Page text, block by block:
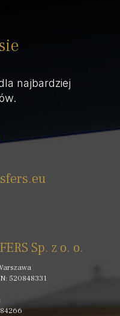
najbardziej
Sp. z o. o.
520848331